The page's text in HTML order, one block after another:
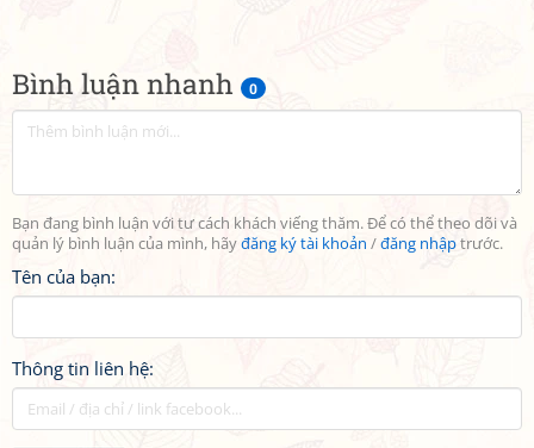
Bình luận nhanh 0
Bạn đang bình luận với tư cách khách viếng thăm. Để có thể theo dõi và
quản lý bình luận của mình, hãyđăng ký tài khoản /đăng nhậptrước.
Tên của bạn:
Thông tin liên hệ: